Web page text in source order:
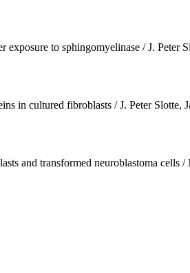
to sphingomyelinase / J. Peter
in cultured fibroblasts / J. Peter Slotte,
and transformed neuroblastoma cells /